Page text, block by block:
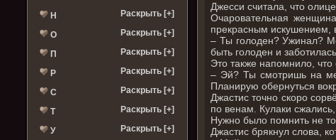
Н Раскрыть [+]
О Раскрыть [+]
П Раскрыть [+]
Р Раскрыть [+]
С Раскрыть [+]
Т Раскрыть [+]
У Раскрыть [+]
Джесси считала, что
Очаровательная
прекрасным искушением,
– Ты голоден? Ужинал?
быть голоден и
Это также напомнило,
– Эй? Ты смотришь на
Планирую обернуться
Джастис точно скоро
по венам. Кулаки
Нужно было помнить не
Джастис брякнул слова,